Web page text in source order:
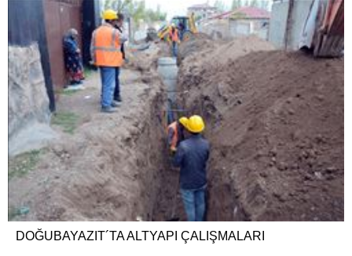
DOĞUBAYAZIT´TA ALTYAPI ÇALIŞMALARI